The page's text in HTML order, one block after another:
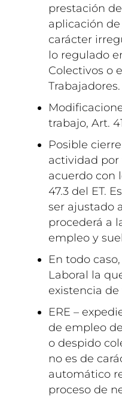
prestación
aplicación
carácter
lo regulado
Colectivos o
Trabajadores.
trabajo, Art.
Posible
actividad por
acuerdo con
47.3 del ET.
ser ajustado
procederá a
empleo y
En todo
Laboral la
existencia
ERE –
de empleo
o despido
no es de
automático
proceso de